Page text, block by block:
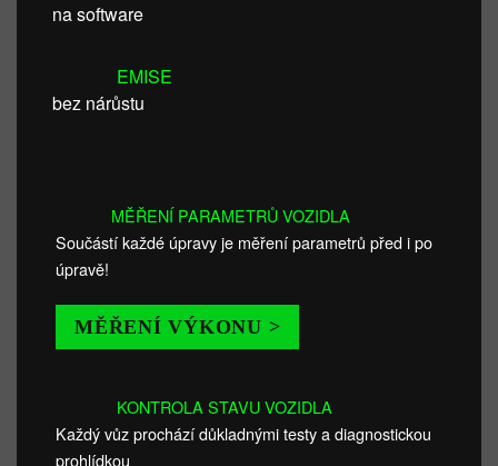
na software
EMISE
bez nárůstu
MĚŘENÍ PARAMETRŮ VOZIDLA
Součástí každé úpravy je měření parametrů před i po
úpravě!
MĚŘENÍ VÝKONU >
KONTROLA STAVU VOZIDLA
Každý vůz prochází důkladnými testy a diagnostickou
prohlídkou